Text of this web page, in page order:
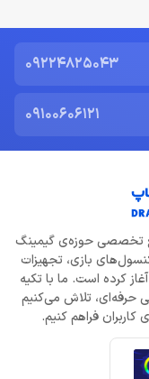
09224825043
09100606121
یکی از مراجع تخصصی حوزه‌ی گیمینگ
بازی، تجهیزات
کرده است. ما با تکیه
حرفه‌ای، تلاش می‌کنیم
فراهم کنیم.